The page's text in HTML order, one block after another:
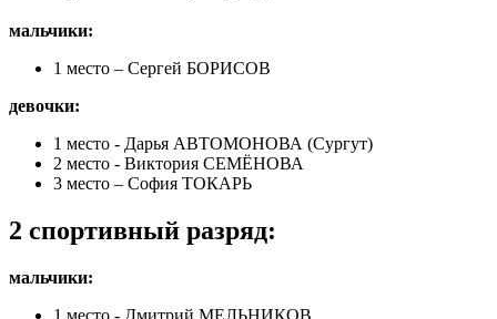
мальчики:
1 место – Сергей БОРИСОВ
девочки:
1 место - Дарья АВТОМОНОВА (Сургут)
2 место - Виктория СЕМЁНОВА
3 место – София ТОКАРЬ
2 спортивный разряд:
мальчики:
1 место - Дмитрий МЕЛЬНИКОВ